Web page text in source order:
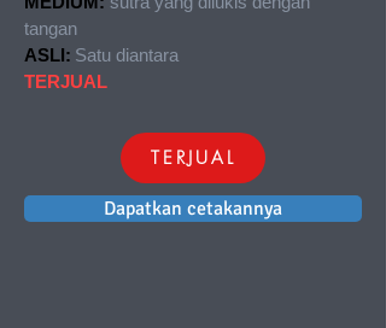
tangan
ASLI: Satu diantara
TERJUAL
TERJUAL
Dapatkan cetakannya